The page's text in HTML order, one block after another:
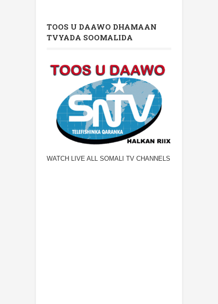
TOOS U DAAWO DHAMAAN
TVYADA SOOMALIDA
WATCH LIVE ALL SOMALI TV CHANNELS